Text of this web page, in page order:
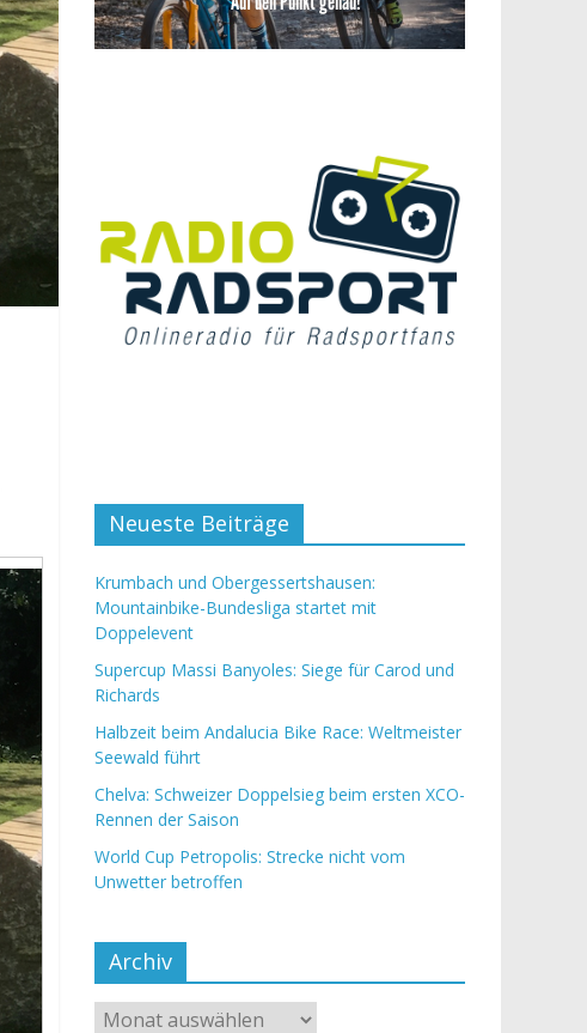
Neueste Beiträge
Krumbach und Obergessertshausen:
Mountainbike-Bundesliga startet mit
Doppelevent
Supercup Massi Banyoles: Siege für Carod und
Richards
Halbzeit beim Andalucia Bike Race: Weltmeister
Seewald führt
Chelva: Schweizer Doppelsieg beim ersten XCO-
Rennen der Saison
World Cup Petropolis: Strecke nicht vom
Unwetter betroffen
Archiv